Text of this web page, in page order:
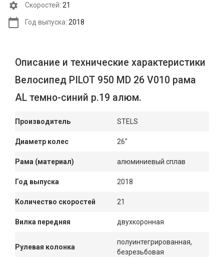
Cкоростей: 21
Год выпуска: 2018
Описание и технические характеристики
Велосипед PILOT 950 MD 26 V010 рама
AL темно-синий р.19 алюм.
Производитель STELS
Диаметр колес 26"
Рама (материал) алюминиевый сплав
Год выпуска 2018
Количество скоростей 21
Вилка передняя двухкоронная
Рулевая колонка
полуинтегрированная,
безрезьбовая